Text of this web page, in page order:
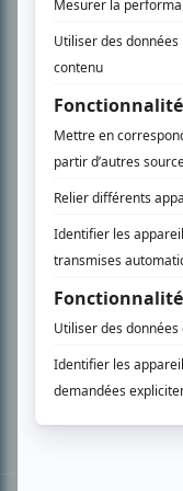
PLAN DU SITE
Accueil
Liste des oeuvres
Liste des comédiens
Recherche avancée
À propos
Nous contacter
Termes et conditions
Politique de confidentialité
Gestion du consentement